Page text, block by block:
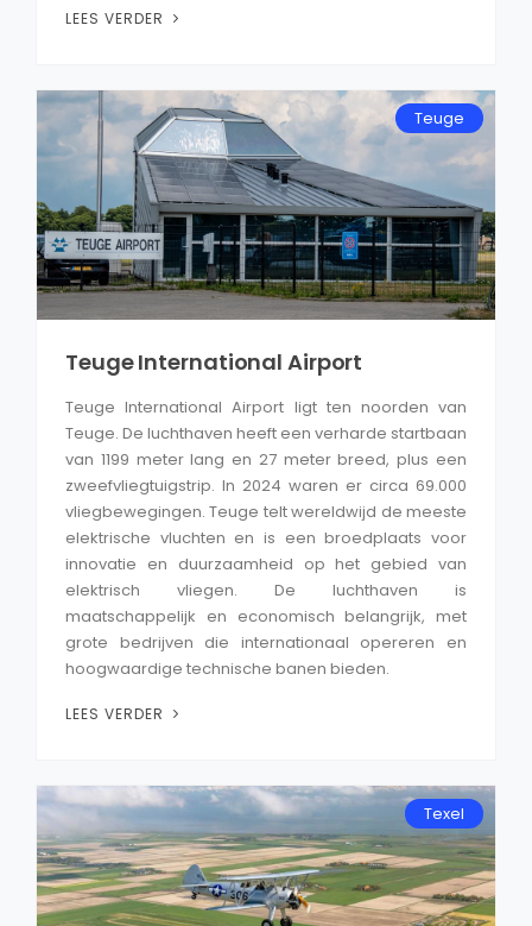
LEES VERDER
Teuge
Teuge International Airport
Teuge International Airport ligt ten noorden van
Teuge. De luchthaven heeft een verharde startbaan
van 1199 meter lang en 27 meter breed, plus een
zweefvliegtuigstrip. In 2024 waren er circa 69.000
vliegbewegingen. Teuge telt wereldwijd de meeste
elektrische vluchten en is een broedplaats voor
innovatie en duurzaamheid op het gebied van
elektrisch vliegen. De luchthaven is
maatschappelijk en economisch belangrijk, met
grote bedrijven die internationaal opereren en
hoogwaardige technische banen bieden.
LEES VERDER
Texel